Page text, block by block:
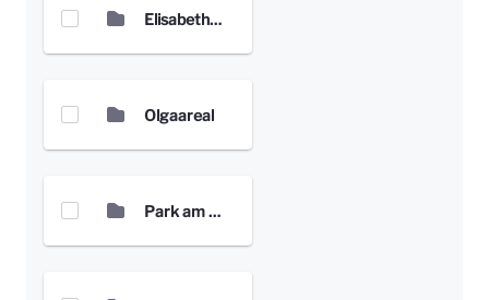
Elisabethenanlage
Olgaareal
Park am Gesundheitsamt